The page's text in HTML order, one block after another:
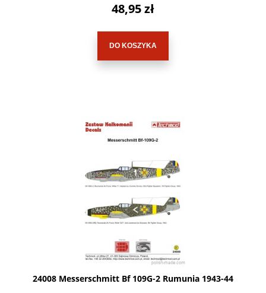
48,95 zł
DO KOSZYKA
24008 Messerschmitt Bf 109G-2 Rumunia 1943-44